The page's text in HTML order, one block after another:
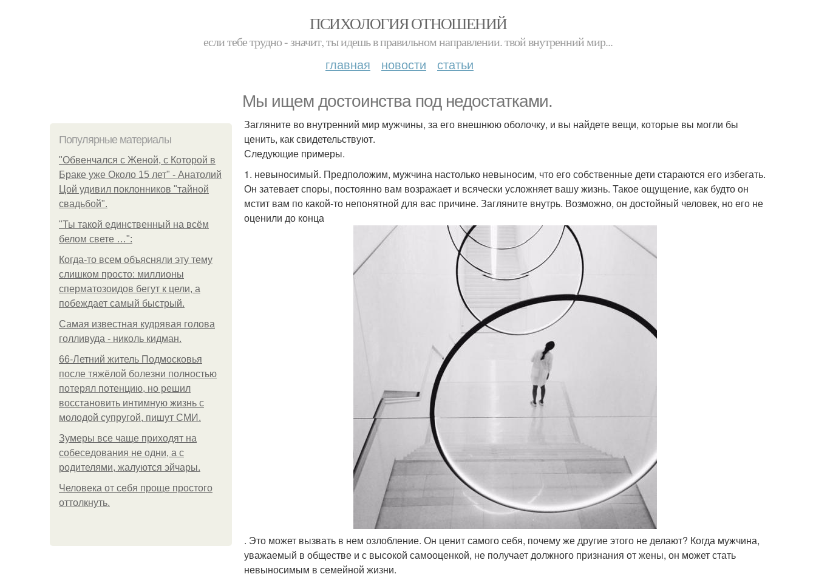
ПСИХОЛОГИЯ ОТНОШЕНИЙ
если тебе трудно - значит, ты идешь в правильном направлении. твой внутренний мир...
главная новости статьи
Мы ищем достоинства под недостатками.
Популярные материалы
"Обвенчался с Женой, с Которой в
Браке уже Около 15 лет" - Анатолий
Цой удивил поклонников "тайной
свадьбой".
"Ты такой единственный на всём
белом свете …":
Когда-то всем объясняли эту тему
слишком просто: миллионы
сперматозоидов бегут к цели, а
побеждает самый быстрый.
Самая известная кудрявая голова
голливуда - николь кидман.
66-Летний житель Подмосковья
после тяжёлой болезни полностью
потерял потенцию, но решил
восстановить интимную жизнь с
молодой супругой, пишут СМИ.
Зумеры все чаще приходят на
собеседования не одни, а с
родителями, жалуются эйчары.
Человека от себя проще простого
оттолкнуть.
Загляните во внутренний мир мужчины, за его внешнюю оболочку, и вы найдете вещи, которые вы могли бы
ценить, как свидетельствуют.
Следующие примеры.
1. невыносимый. Предположим, мужчина настолько невыносим, что его собственные дети стараются его избегать.
Он затевает споры, постоянно вам возражает и всячески усложняет вашу жизнь. Такое ощущение, как будто он
мстит вам по какой-то непонятной для вас причине. Загляните внутрь. Возможно, он достойный человек, но его не
оценили до конца
. Это может вызвать в нем озлобление. Он ценит самого себя, почему же другие этого не делают? Когда мужчина,
уважаемый в обществе и с высокой самооценкой, не получает должного признания от жены, он может стать
невыносимым в семейной жизни.